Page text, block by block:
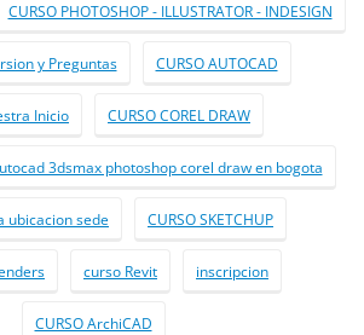
CURSO PHOTOSHOP - ILLUSTRATOR - INDESIGN
y Preguntas CURSO AUTOCAD
Inicio CURSO COREL DRAW
3dsmax photoshop corel draw en bogota
ubicacion sede CURSO SKETCHUP
curso Revit inscripcion
CURSO ArchiCAD